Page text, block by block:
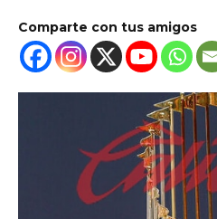
Comparte con tus amigos